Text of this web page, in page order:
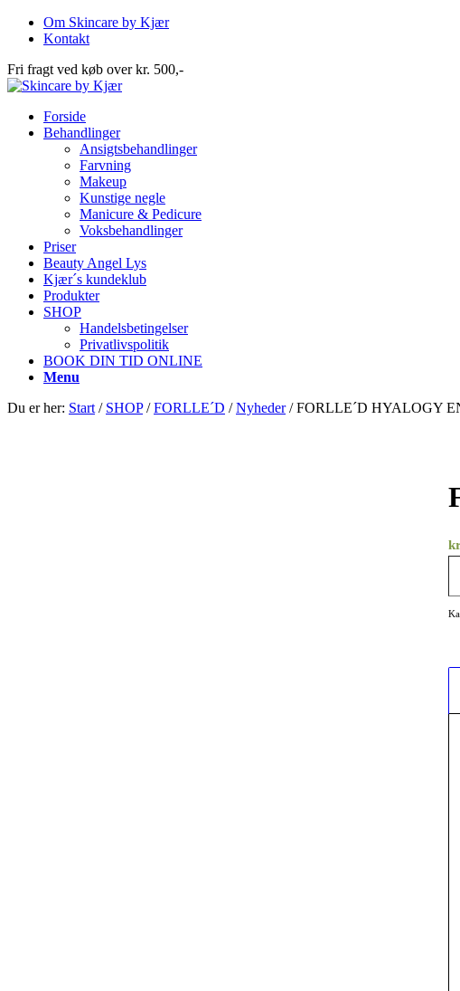
Om Skincare by Kjær
Kontakt
Fri fragt ved køb over kr. 500,-
Forside
Behandlinger
Ansigtsbehandlinger
Farvning
Makeup
Kunstige negle
Manicure & Pedicure
Voksbehandlinger
Priser
Beauty Angel Lys
Kjær´s kundeklub
Produkter
SHOP
Handelsbetingelser
Privatlivspolitik
BOOK DIN TID ONLINE
Menu
Du er her: Start / SHOP / FORLLE´D / Nyheder / FORLLE´D HYALOGY